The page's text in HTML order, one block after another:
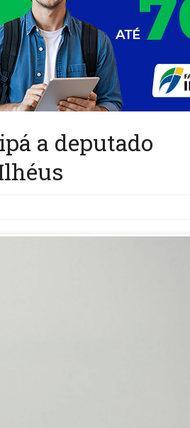
a deputado